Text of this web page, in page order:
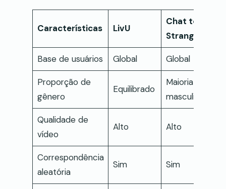
Características LivU
Chat to
Strangers
Base de usuários Global Global
Proporção de
gênero
Equilibrado
Maioria
masculina
Qualidade de
vídeo
Alto Alto
Correspondência
aleatória
Sim Sim